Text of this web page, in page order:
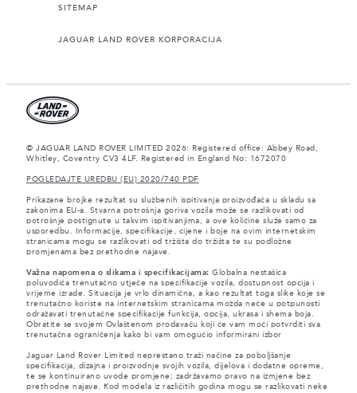
SITEMAP
JAGUAR LAND ROVER KORPORACIJA
© JAGUAR LAND ROVER LIMITED 2026: Registered office: Abbey Road,
Whitley, Coventry CV3 4LF. Registered in England No: 1672070
POGLEDAJTE UREDBU (EU) 2020/740 PDF
Prikazane brojke rezultat su službenih ispitivanja proizvođača u skladu sa
zakonima EU-a. Stvarna potrošnja goriva vozila može se razlikovati od
potrošnje postignute u takvim ispitivanjima, a ove količine služe samo za
usporedbu. Informacije, specifikacije, cijene i boje na ovim internetskim
stranicama mogu se razlikovati od tržišta do tržišta te su podložne
promjenama bez prethodne najave.
Važna napomena o slikama i specifikacijama: Globalna nestašica
poluvodiča trenutačno utječe na specifikacije vozila, dostupnost opcija i
vrijeme izrade. Situacija je vrlo dinamična, a kao rezultat toga slike koje se
trenutačno koriste na internetskim stranicama možda neće u potpunosti
odražavati trenutačne specifikacije funkcija, opcija, ukrasa i shema boja.
Obratite se svojem Ovlaštenom prodavaču koji će vam moći potvrditi sva
trenutačna ograničenja kako bi vam omogućio informirani izbor
Jaguar Land Rover Limited neprestano traži načine za poboljšanje
specifikacija, dizajna i proizvodnje svojih vozila, dijelova i dodatne opreme,
te se kontinuirano uvode promjene; zadržavamo pravo na izmjene bez
prethodne najave. Kod modela iz različitih godina mogu se razlikovati neke